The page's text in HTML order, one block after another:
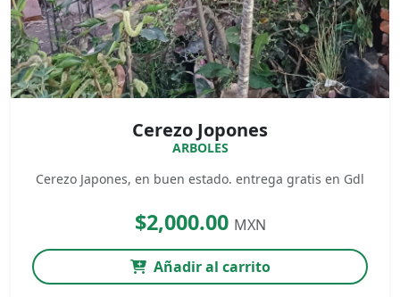
Cerezo Jopones
ARBOLES
Cerezo Japones, en buen estado. entrega gratis en Gdl
$2,000.00 MXN
Añadir al carrito